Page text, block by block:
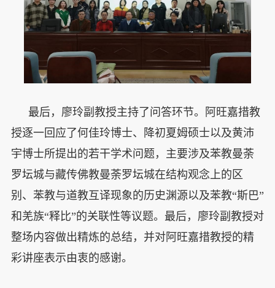
最后，廖玲副教授主持了问答环节。阿旺嘉措教
授逐一回应了何佳玲博士、降初夏姆硕士以及黄沛
宇博士所提出的若干学术问题，主要涉及苯教曼荼
罗坛城与藏传佛教曼荼罗坛城在结构观念上的区
别、苯教与道教互译现象的历史渊源以及苯教“斯巴”
和羌族“释比”的关联性等议题。最后，廖玲副教授对
整场内容做出精炼的总结，并对阿旺嘉措教授的精
彩讲座表示由衷的感谢。